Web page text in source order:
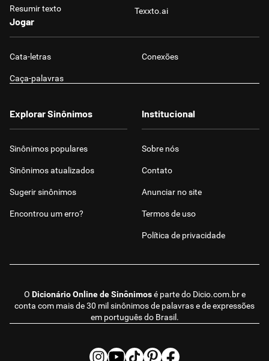
Resumir texto Texxto.ai
Jogar
Cata-letras Conexões
Caça-palavras
O Dicionário Online de Sinônimosé parte do Dicio.com.bre
conta com mais de 30 mil sinônimos de palavras e de expressões
em português do Brasil.
Explorar Sinônimos
Sinônimos populares
Sinônimos atualizados
Sugerir sinônimos
Encontrou um erro?
Institucional
Sobre nós
Contato
Anunciar no site
Termos de uso
Política de privacidade